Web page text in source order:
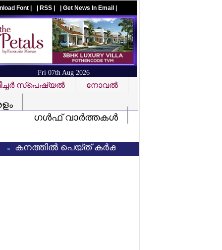
Font | | RSS | | Get News In Email |
Fri 07th Aug 2026
സ്‌പെഷ്യല്‍
നോവല്‍
ഗള്‍ഫ് വാര്‍ത്തകള്‍
പെയ്ത് കര്‍ക്കടകം: നാളെയും (8/7/2026)